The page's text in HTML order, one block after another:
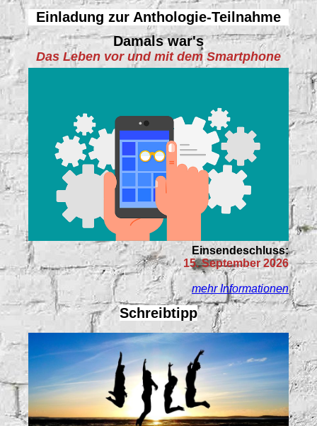
Einladung zur Anthologie-Teilnahme
Damals war's
Das Leben vor und mit dem Smartphone
Einsendeschluss:
15. September 2026
mehr Informationen
Schreibtipp